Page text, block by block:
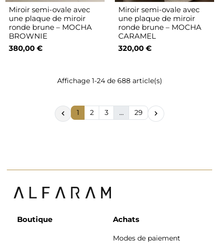
Miroir semi-ovale avec
une plaque de miroir
ronde brune – MOCHA
BROWNIE
380,00 €
Miroir semi-ovale avec
une plaque de miroir
ronde brune – MOCHA
CARAMEL
320,00 €
Affichage 1-24 de 688 article(s)
 1 2 3 … 29 
Boutique Achats
Modes de paiement